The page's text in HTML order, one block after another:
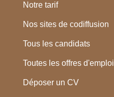
Notre tarif
Nos sites de codiffusion
Tous les candidats
Toutes les offres d'emploi
Déposer un CV